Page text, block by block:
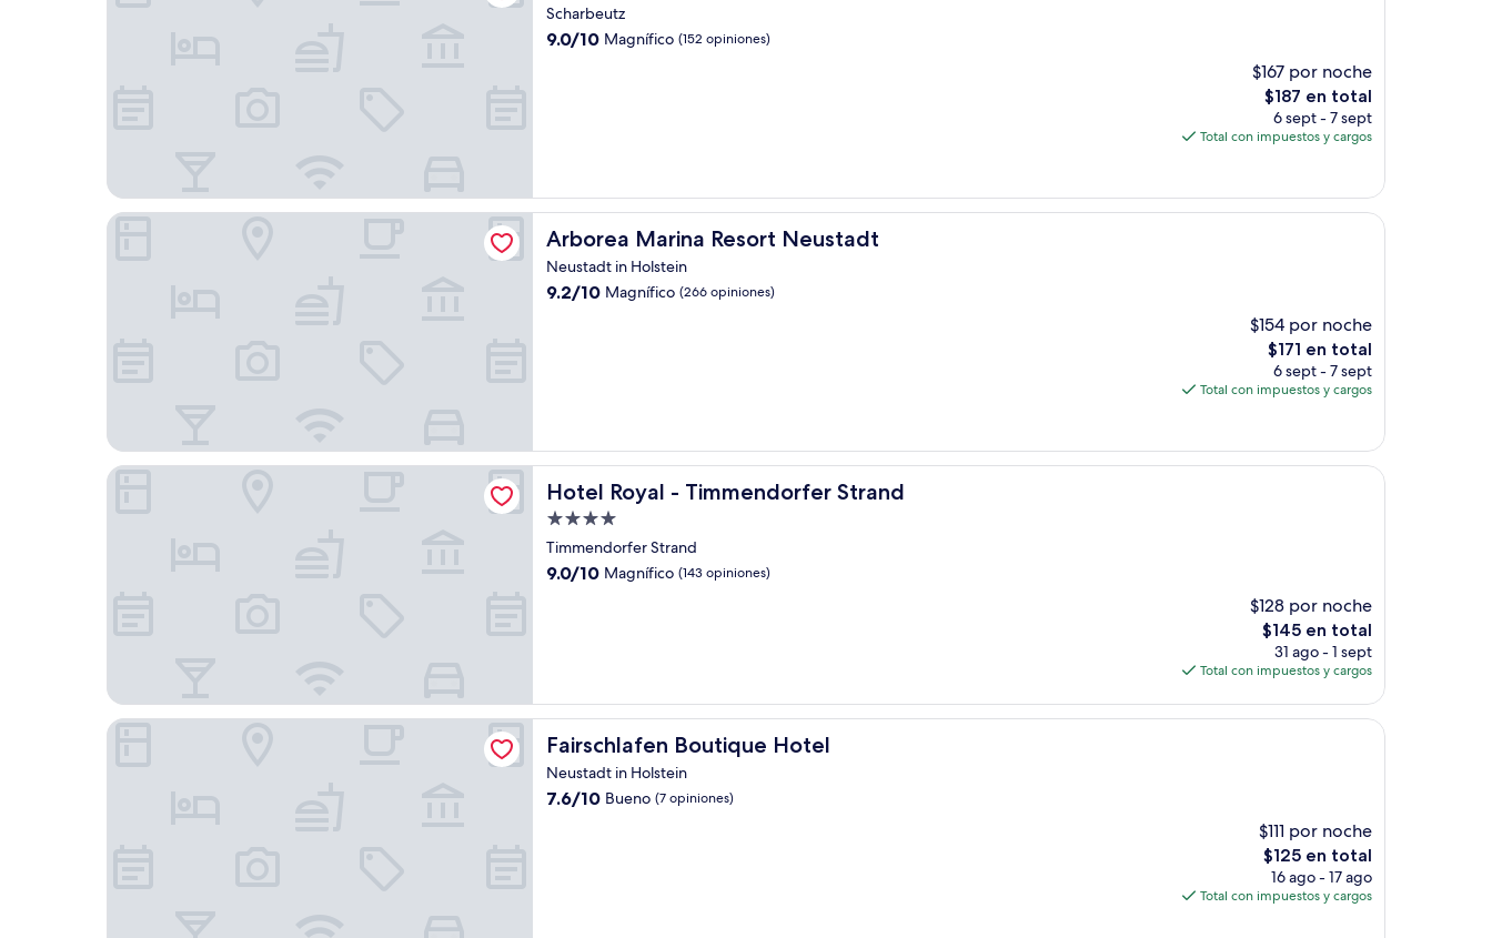
Scharbeutz
9.0
9.0/10 Magnífico (152 opiniones)
$167 por noche
El
precio
actual
$187
$187 en total
6 sept - 7 sept
Total con impuestos y cargos
Arborea Marina Resort Neustadt
Arborea Marina Resort Neustadt
Neustadt in Holstein
9.2
9.2/10 Magnífico (266 opiniones)
$154 por noche
El
precio
actual
$171
$171 en total
6 sept - 7 sept
Total con impuestos y cargos
Arborea Marina Resort Neustadt
Hotel Royal - Timmendorfer Strand
Hotel Royal - Timmendorfer Strand
Propiedad
de
4.0
Timmendorfer Strand
9.0
9.0/10 Magnífico (143 opiniones)
$128 por noche
El
precio
actual
de
$145 en total
31 ago - 1 sept
Total con impuestos y cargos
Hotel Royal - Timmendorfer Strand
Fairschlafen Boutique Hotel
Fairschlafen Boutique Hotel
Neustadt in Holstein
7.6
7.6/10 Bueno (7 opiniones)
$111 por noche
El
precio
actual
$125 en total
16 ago - 17 ago
Total con impuestos y cargos
Fairschlafen Boutique Hotel